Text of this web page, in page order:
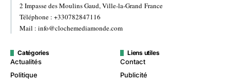
2 Impasse des Moulins Gaud, Ville-la-Grand France
Téléphone : +330782847116
Mail : info@clochemediamonde.com
Catégories
Actualités
Politique
Liens utiles
Contact
Publicité